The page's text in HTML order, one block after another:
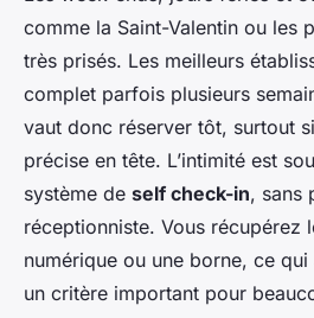
comme la Saint-Valentin ou les
très prisés. Les meilleurs
complet parfois plusieurs
vaut donc réserver tôt, surtout
précise en tête. L’intimité est
système de self check-in, sans
réceptionniste. Vous récupérez
numérique ou une borne, ce qui
un critère important pour